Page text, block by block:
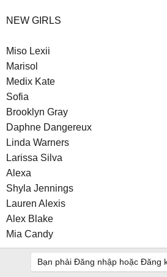
NEW GIRLS
Miso Lexii
Marisol
Medix Kate
Sofia
Brooklyn Gray
Daphne Dangereux
Linda Warners
Larissa Silva
Alexa
Shyla Jennings
Lauren Alexis
Alex Blake
Mia Candy
Bạn phải Đăng nhập hoặc Đăng